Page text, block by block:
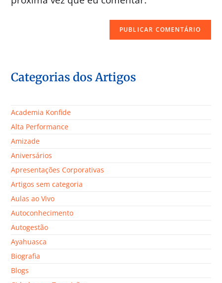
Categorias dos Artigos
Academia Konfide
Alta Performance
Amizade
Aniversários
Apresentações Corporativas
Artigos sem categoria
Aulas ao Vivo
Autoconhecimento
Autogestão
Ayahuasca
Biografia
Blogs